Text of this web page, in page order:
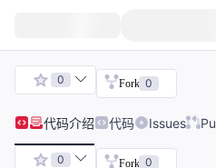
0 Fork 0
代码介绍 代码 Issues
0 Fork 0